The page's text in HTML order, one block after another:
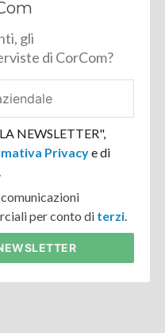
gli
di CorCom?
NEWSLETTER",
Privacye di
per conto di terzi.